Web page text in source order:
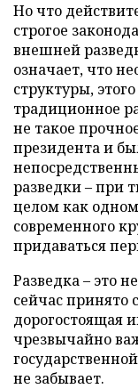
Но что
строгое
внешней
означает, что
структуры,
традиционное
не такое
президента и
разведки – при
целом как
современного
придаваться
Разведка – это
сейчас принято
дорогостоящая
чрезвычайно
не забывает.